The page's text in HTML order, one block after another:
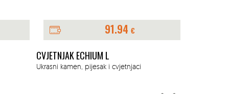
4.59 € / kom
UKRASNI KAMEN BASALT ANTRACIT FINI
NASIP 2-4MM 25KG